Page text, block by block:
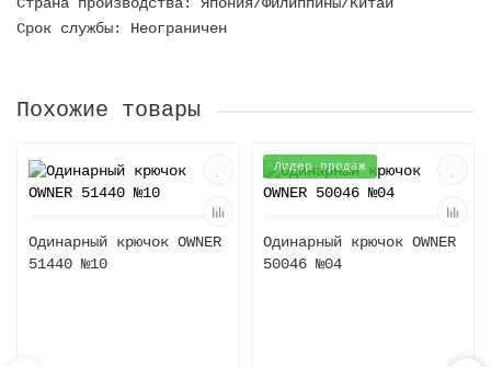
Срок службы: Неограничен
Похожие товары
Одинарный крючок OWNER
51440 №10
Лидер продаж
Одинарный крючок OWNER
50046 №04